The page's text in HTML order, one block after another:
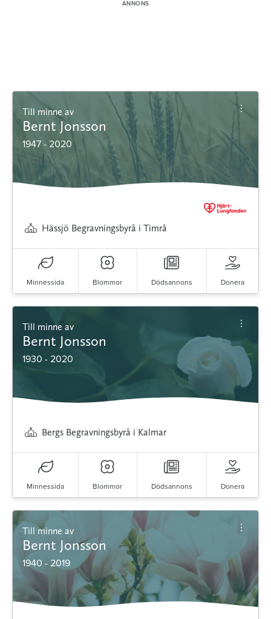
Till minne av
Bernt Jonsson
1947 - 2020
Hässjö Begravningsbyrå i Timrå
Minnessida Blommor Dödsannons Donera
Till minne av
Bernt Jonsson
1930 - 2020
Bergs Begravningsbyrå i Kalmar
Minnessida Blommor Dödsannons Donera
Till minne av
Bernt Jonsson
1940 - 2019